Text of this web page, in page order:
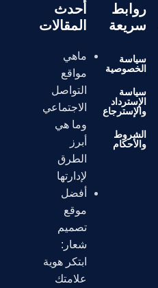
روابط
سريعة
سياسة
الخصوصية
سياسة
الإسترداد
والإسترجاع
الشروط
والأحكام
أحدث
المقالات
ماهي
مواقع
التواصل
الاجتماعي
وما هي
أبرز
الطرق
لإدارتها
أفضل
موقع
تصميم
شعار:
ابتكر هوية
علامتك